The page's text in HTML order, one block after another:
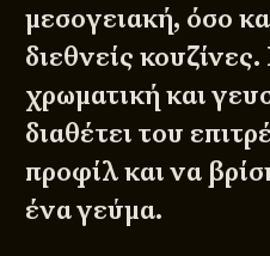
μεσογειακή, όσο
διεθνείς
χρωματική και
διαθέτει του
προφίλ και να
ένα γεύμα.